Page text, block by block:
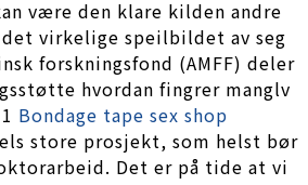
være den klare kilden andre
virkelige speilbildet av seg
forskningsfond (AMFF) deler
hvordan fingrer manglv
Bondage tape sex shop
store prosjekt, som helst bør
Det er på tide at vi